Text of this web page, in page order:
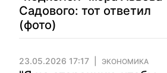
Садового: тот ответил
(фото)
23.05.2026 17:17 ЭКОНОМИКА